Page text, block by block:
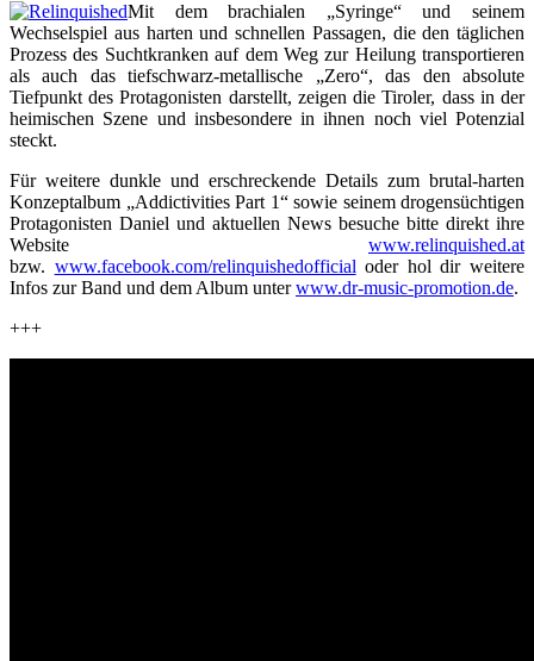
Mit dem brachialen „Syringe“ und seinem
Wechselspiel aus harten und schnellen Passagen, die den täglichen
Prozess des Suchtkranken auf dem Weg zur Heilung transportieren
als auch das tiefschwarz-metallische „Zero“, das den absolute
Tiefpunkt des Protagonisten darstellt, zeigen die Tiroler, dass in der
heimischen Szene und insbesondere in ihnen noch viel Potenzial
steckt.
Für weitere dunkle und erschreckende Details zum brutal-harten
Konzeptalbum „Addictivities Part 1“ sowie seinem drogensüchtigen
Protagonisten Daniel und aktuellen News besuche bitte direkt ihre
Website www.relinquished.at
bzw. www.facebook.com/relinquishedofficialoder hol dir weitere
Infos zur Band und dem Album unterwww.dr-music-promotion.de.
+++